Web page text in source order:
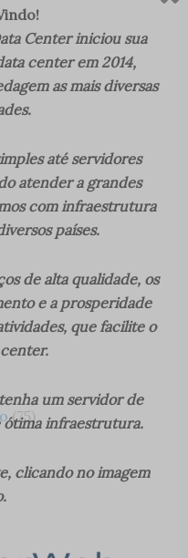
(75)
Center iniciou sua
center em 2014,
as mais diversas
até servidores
atender a grandes
com infraestrutura
países.
de alta qualidade, os
e a prosperidade
que facilite o
um servidor de
ótima infraestrutura.
clicando no imagem